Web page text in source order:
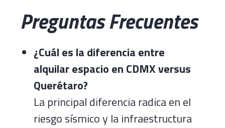
Preguntas Frecuentes
¿Cuál es la diferencia entre
alquilar espacio en CDMX versus
Querétaro?
La principal diferencia radica en el
riesgo sísmico y la infraestructura